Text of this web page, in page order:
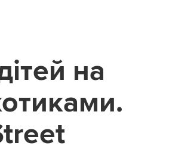
на